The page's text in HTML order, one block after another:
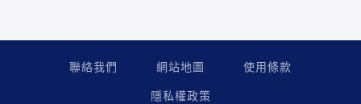
聯絡我們 網站地圖
使用條款
隱私權政策